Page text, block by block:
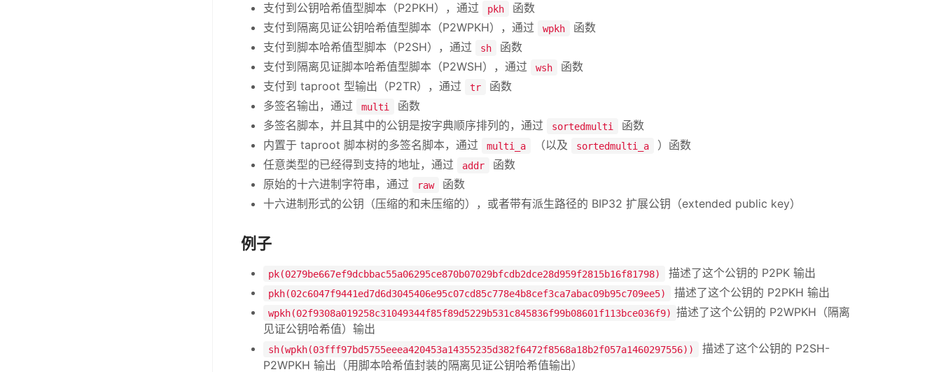
支付到公钥哈希值型脚本（P2PKH），通过
pkh
函数
支付到隔离见证公钥哈希值型脚本（P2WPKH），通过
wpkh
函数
支付到脚本哈希值型脚本（P2SH），通过
sh
函数
支付到隔离见证脚本哈希值型脚本（P2WSH），通过
wsh
函数
支付到 taproot 型输出（P2TR），通过
tr
函数
多签名输出，通过
multi
函数
多签名脚本，并且其中的公钥是按字典顺序排列的，通过
sortedmulti
函数
内置于 taproot 脚本树的多签名脚本，通过
multi_a （以及 sortedmulti_a
）函数
任意类型的已经得到支持的地址，通过
addr
函数
原始的十六进制字符串，通过
raw
函数
十六进制形式的公钥（压缩的和未压缩的），或者带有派生路径的 BIP32 扩展公钥（extended public key）
例子
pk(0279be667ef9dcbbac55a06295ce870b07029bfcdb2dce28d959f2815b16f81798) 描述了这个公钥的 P2PK 输出
pkh(02c6047f9441ed7d6d3045406e95c07cd85c778e4b8cef3ca7abac09b95c709ee5) 描述了这个公钥的 P2PKH 输出
wpkh(02f9308a019258c31049344f85f89d5229b531c845836f99b08601f113bce036f9) 描述了这个公钥的 P2WPKH（隔离
见证公钥哈希值）输出
sh(wpkh(03fff97bd5755eeea420453a14355235d382f6472f8568a18b2f057a1460297556))
描述了这个公钥的 P2SH-
P2WPKH 输出（用脚本哈希值封装的隔离见证公钥哈希值输出）